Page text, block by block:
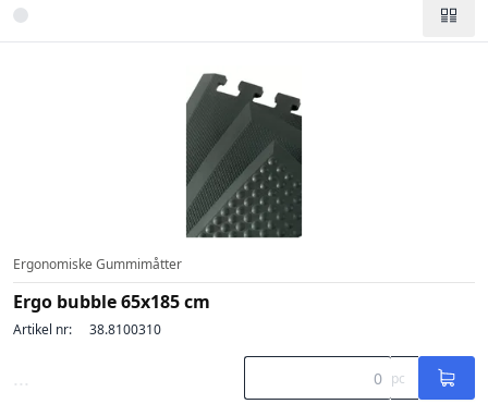
Ergonomiske Gummimåtter
Ergo bubble 65x185 cm
Artikel nr: 38.8100310
... pc